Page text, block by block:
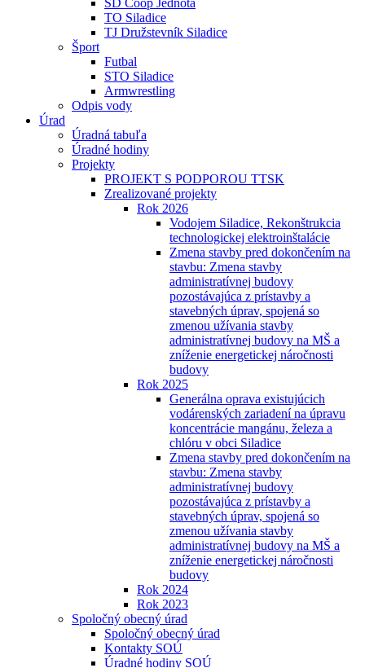
SD Coop Jednota
TO Siladice
TJ Družstevník Siladice
Šport
Futbal
STO Siladice
Armwrestling
Odpis vody
Úrad
Úradná tabuľa
Úradné hodiny
Projekty
PROJEKT S PODPOROU TTSK
Zrealizované projekty
Rok 2026
Vodojem Siladice, Rekonštrukcia
technologickej elektroinštalácie
Zmena stavby pred dokončením na
stavbu: Zmena stavby
administratívnej budovy
pozostávajúca z prístavby a
stavebných úprav, spojená so
zmenou užívania stavby
administratívnej budovy na MŠ a
zníženie energetickej náročnosti
budovy
Rok 2025
Generálna oprava existujúcich
vodárenských zariadení na úpravu
koncentrácie mangánu, železa a
chlóru v obci Siladice
Zmena stavby pred dokončením na
stavbu: Zmena stavby
administratívnej budovy
pozostávajúca z prístavby a
stavebných úprav, spojená so
zmenou užívania stavby
administratívnej budovy na MŠ a
zníženie energetickej náročnosti
budovy
Rok 2024
Rok 2023
Spoločný obecný úrad
Spoločný obecný úrad
Kontakty SOÚ
Úradné hodiny SOÚ